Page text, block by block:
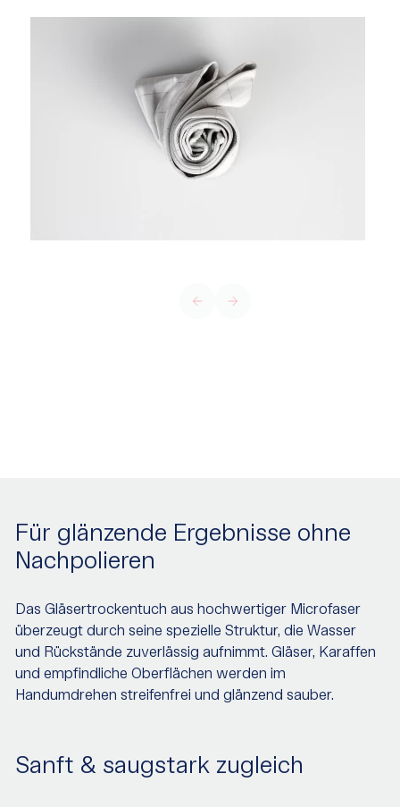
Für glänzende Ergebnisse ohne
Nachpolieren
Das Gläsertrockentuch aus hochwertiger Microfaser
überzeugt durch seine spezielle Struktur, die Wasser
und Rückstände zuverlässig aufnimmt. Gläser, Karaffen
und empfindliche Oberflächen werden im
Handumdrehen streifenfrei und glänzend sauber.
Sanft & saugstark zugleich